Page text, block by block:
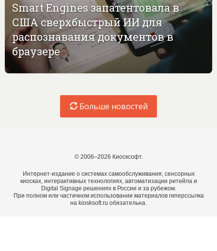
Smart Engines запатентовала в
США сверхбыстрый ИИ для
распознавания документов в
браузере
Больше новостей
© 2006–2026 Киосксофт.
Интернет-издание о системах самообслуживания, сенсорных
киосках, интерактивных технологиях, автоматизации ритейла и
Digital Signage решениях в России и за рубежом.
При полном или частичном использовании материалов гиперссылка
на kiosksoft.ru обязательна.